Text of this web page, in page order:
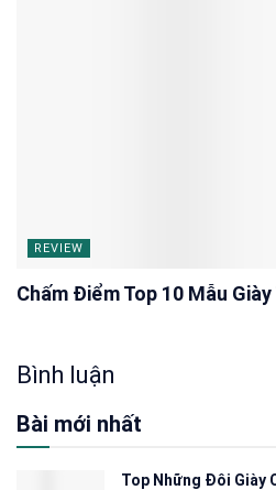
REVIEW
Chấm Điểm Top 10 Mẫu
Bình luận
Bài mới nhất
Top Những Đôi Giày